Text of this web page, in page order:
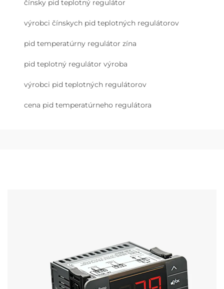
čínsky pid teplotný regulátor
výrobci čínskych pid teplotných regulátorov
pid temperatúrny regulátor zína
pid teplotný regulátor výroba
výrobci pid teplotných regulátorov
cena pid temperatúrneho regulátora